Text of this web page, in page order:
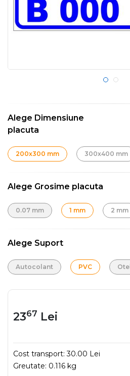
Alege Dimensiune
placuta
200x300 mm 300x400 mm
Alege Grosime placuta
0.07 mm 1 mm 2 mm
Alege Suport
Autocolant PVC Otel
2367 Lei
Cost transport:30.00 Lei
Greutate: 0.116 kg